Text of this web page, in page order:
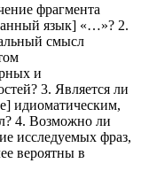
фрагмента
язык] «…»? 2.
смысл
и
3. Является ли
идиоматическим,
4. Возможно ли
исследуемых фраз,
вероятны в